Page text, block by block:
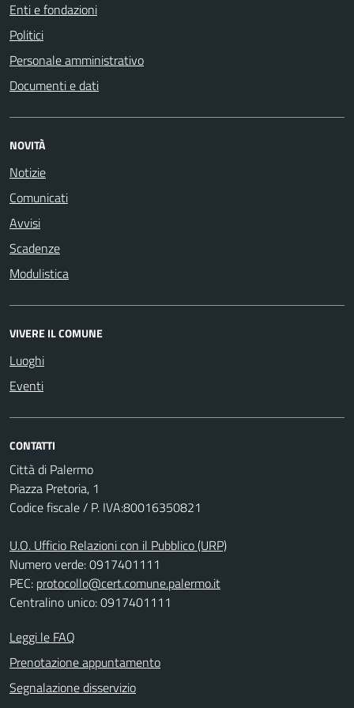
Enti e fondazioni
Politici
Personale amministrativo
Documenti e dati
NOVITÀ
Notizie
Comunicati
Avvisi
Scadenze
Modulistica
VIVERE IL COMUNE
Luoghi
Eventi
CONTATTI
Città di Palermo
Piazza Pretoria, 1
Codice fiscale / P. IVA:80016350821
U.O. Ufficio Relazioni con il Pubblico (URP)
Numero verde: 0917401111
PEC: protocollo@cert.comune.palermo.it
Centralino unico: 0917401111
Leggi le FAQ
Prenotazione appuntamento
Segnalazione disservizio